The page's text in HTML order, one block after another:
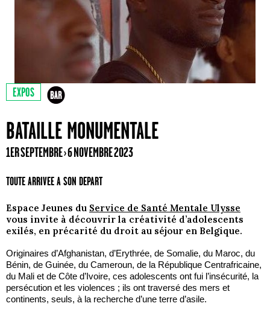
EXPOS
BATAILLE MONUMENTALE
1ER SEPTEMBRE › 6 NOVEMBRE 2023
TOUTE ARRIVEE A SON DEPART
Espace Jeunes du Service de Santé Mentale Ulysse
vous invite à découvrir la créativité d’adolescents
exilés, en précarité du droit au séjour en Belgique.
Originaires d’Afghanistan, d’Erythrée, de Somalie, du Maroc, du
Bénin, de Guinée, du Cameroun, de la République Centrafricaine,
du Mali et de Côte d’Ivoire, ces adolescents ont fui l’insécurité, la
persécution et les violences ; ils ont traversé des mers et
continents, seuls, à la recherche d’une terre d’asile.